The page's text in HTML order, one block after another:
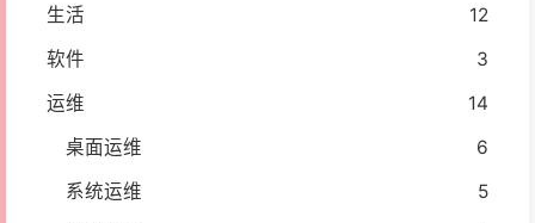
生活
12
软件
3
运维
14
桌面运维
6
系统运维
5